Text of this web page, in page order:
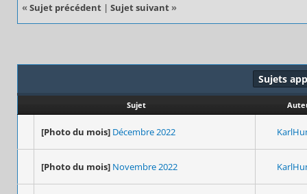
« Sujet précédent | Sujet suivant »
Sujets
Sujet
[Photo du mois] Décembre 2022
[Photo du mois] Novembre 2022